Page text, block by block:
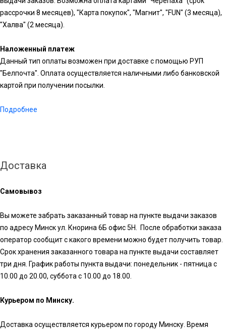
рассрочки 8 месяцев), "Карта покупок", "Магнит", "FUN" (3 месяца),
"Халва" (2 месяца).
Наложенный платеж
Данный тип оплаты возможен при доставке с помощью РУП
"Белпочта". Оплата осуществляется наличными либо банковской
картой при получении посылки.
Подробнее
Доставка
Самовывоз
Вы можете забрать заказанный товар на пункте выдачи заказов
по адресу Минск ул. Кнорина 6Б офис 5Н. После обработки заказа
оператор сообщит с какого времени можно будет получить товар.
Срок хранения заказанного товара на пункте выдачи составляет
три дня. График работы пункта выдачи: понедельник - пятница с
10.00 до 20.00, суббота с 10.00 до 18.00.
Курьером по Минску.
Доставка осуществляется курьером по городу Минску. Время